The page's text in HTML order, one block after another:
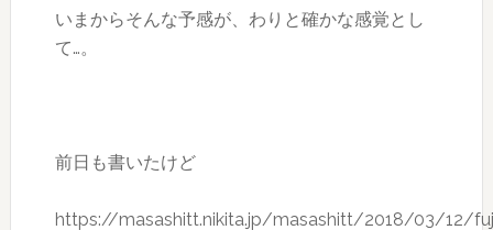
いまからそんな予感が、わりと確かな感覚とし
て…。
前日も書いたけど
https://masashitt.nikita.jp/masashitt/2018/03/12/